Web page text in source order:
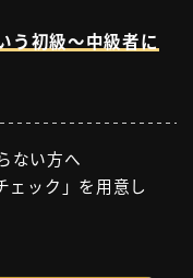
う初級〜中級者に
ない方へ
ェック」を用意し